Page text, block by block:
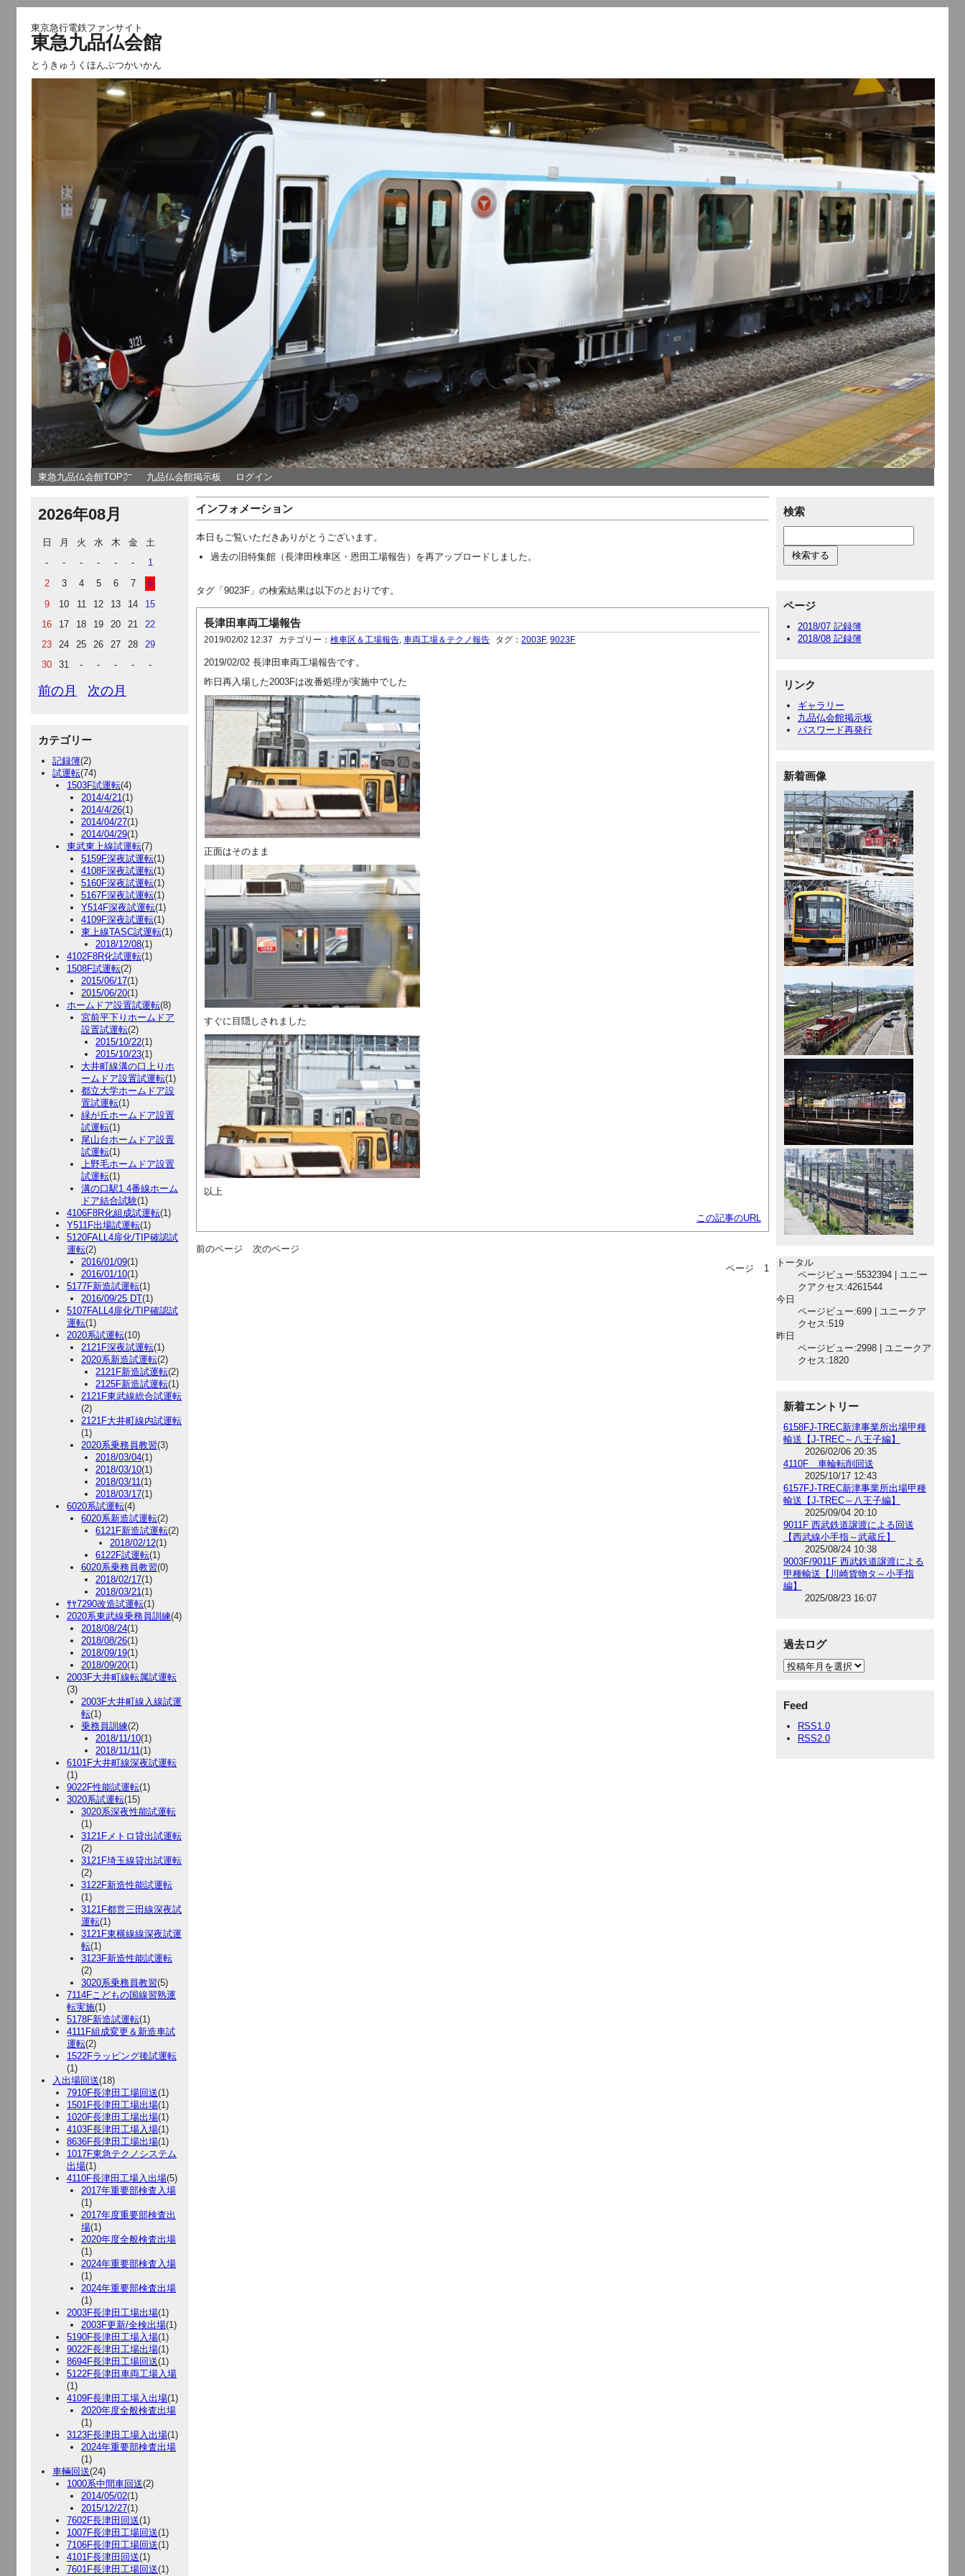
東京急行電鉄ファンサイト
東急九品仏会館
とうきゅうくほんぶつかいかん
東急九品仏会館TOP㌻ 九品仏会館掲示板 ログイン
2026年08月
日 月 火 水 木 金
土
-
- - - - -
1
2
3 4 5 6 7
8
9
10 11 12 13 14
15
16
17 18 19 20 21
22
23
24 25 26 27 28
29
30
31 - - - - -
前の月 次の月
カテゴリー
記録簿(2)
試運転(74)
1503F試運転(4)
2014/4/21(1)
2014/4/26(1)
2014/04/27(1)
2014/04/29(1)
東武東上線試運転(7)
5159F深夜試運転(1)
4108F深夜試運転(1)
5160F深夜試運転(1)
5167F深夜試運転(1)
Y514F深夜試運転(1)
4109F深夜試運転(1)
東上線TASC試運転(1)
2018/12/08(1)
4102F8R化試運転(1)
1508F試運転(2)
2015/06/17(1)
2015/06/20(1)
ホームドア設置試運転(8)
宮前平下りホームドア
設置試運転(2)
2015/10/22(1)
2015/10/23(1)
大井町線溝の口上りホ
ームドア設置試運転(1)
都立大学ホームドア設
置試運転(1)
緑が丘ホームドア設置
試運転(1)
尾山台ホームドア設置
試運転(1)
上野毛ホームドア設置
試運転(1)
溝の口駅1.4番線ホーム
ドア結合試験(1)
4106F8R化組成試運転(1)
Y511F出場試運転(1)
5120FALL4扉化/TIP確認試
運転(2)
2016/01/09(1)
2016/01/10(1)
5177F新造試運転(1)
2016/09/25 DT(1)
5107FALL4扉化/TIP確認試
運転(1)
2020系試運転(10)
2121F深夜試運転(1)
2020系新造試運転(2)
2121F新造試運転(2)
2125F新造試運転(1)
2121F東武線総合試運転
(2)
2121F大井町線内試運転
(1)
2020系乗務員教習(3)
2018/03/04(1)
2018/03/10(1)
2018/03/11(1)
2018/03/17(1)
6020系試運転(4)
6020系新造試運転(2)
6121F新造試運転(2)
2018/02/12(1)
6122F試運転(1)
6020系乗務員教習(0)
2018/02/17(1)
2018/03/21(1)
ｻﾔ7290改造試運転(1)
2020系東武線乗務員訓練(4)
2018/08/24(1)
2018/08/26(1)
2018/09/19(1)
2018/09/20(1)
2003F大井町線転属試運転
(3)
2003F大井町線入線試運
転(1)
乗務員訓練(2)
2018/11/10(1)
2018/11/11(1)
6101F大井町線深夜試運転
(1)
9022F性能試運転(1)
3020系試運転(15)
3020系深夜性能試運転
(1)
3121Fメトロ貸出試運転
(2)
3121F埼玉線貸出試運転
(2)
3122F新造性能試運転
(1)
3121F都営三田線深夜試
運転(1)
3121F東横線線深夜試運
転(1)
3123F新造性能試運転
(2)
3020系乗務員教習(5)
7114Fこどもの国線習熟運
転実施(1)
5178F新造試運転(1)
4111F組成変更＆新造車試
運転(2)
1522Fラッピング後試運転
(1)
入出場回送(18)
7910F長津田工場回送(1)
1501F長津田工場出場(1)
1020F長津田工場出場(1)
4103F長津田工場入場(1)
8636F長津田工場出場(1)
1017F東急テクノシステム
出場(1)
4110F長津田工場入出場(5)
2017年重要部検査入場
(1)
2017年度重要部検査出
場(1)
2020年度全般検査出場
(1)
2024年重要部検査入場
(1)
2024年重要部検査出場
(1)
2003F長津田工場出場(1)
2003F更新/全検出場(1)
5190F長津田工場入場(1)
9022F長津田工場出場(1)
8694F長津田工場回送(1)
5122F長津田車両工場入場
(1)
4109F長津田工場入出場(1)
2020年度全般検査出場
(1)
3123F長津田工場入出場(1)
2024年重要部検査出場
(1)
車輛回送(24)
1000系中間車回送(2)
2014/05/02(1)
2015/12/27(1)
7602F長津田回送(1)
1007F長津田工場回送(1)
7106F長津田工場回送(1)
4101F長津田回送(1)
7601F長津田工場回送(1)
検索
ページ
2018/07 記録簿
2018/08 記録簿
リンク
ギャラリー
九品仏会館掲示板
パスワード再発行
新着画像
トータル
ページビュー:5532394 | ユニー
クアクセス:4261544
今日
ページビュー:699 | ユニークア
クセス:519
昨日
ページビュー:2998 | ユニークア
クセス:1820
新着エントリー
6158FJ-TREC新津事業所出場甲種
輸送【J-TREC～八王子編】
2026/02/06 20:35
4110F 車輪転削回送
2025/10/17 12:43
6157FJ-TREC新津事業所出場甲種
輸送【J-TREC～八王子編】
2025/09/04 20:10
9011F 西武鉄道譲渡による回送
【西武線小手指～武蔵丘】
2025/08/24 10:38
9003F/9011F 西武鉄道譲渡による
甲種輸送【川崎貨物タ～小手指
編】
2025/08/23 16:07
過去ログ
Feed
RSS1.0
RSS2.0
インフォメーション
本日もご覧いただきありがとうございます。
過去の旧特集館（長津田検車区・恩田工場報告）を再アップロードしました。
タグ「9023F」の検索結果は以下のとおりです。
長津田車両工場報告
2019/02/02 12:37 カテゴリー：検車区＆工場報告 ,車両工場＆テクノ報告 タグ：2003F,9023F
2019/02/02 長津田車両工場報告です。
昨日再入場した2003Fは改番処理が実施中でした
正面はそのまま
すぐに目隠しされました
以上
この記事のURL
前のページ
次のページ
ページ
1